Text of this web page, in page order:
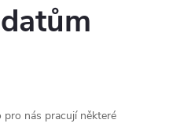
nás pracují některé